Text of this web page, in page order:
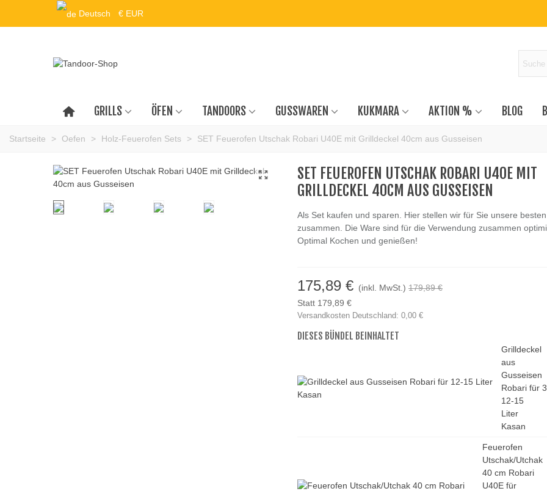
Deutsch € EUR
GRILLS ÖFEN TANDOORS GUSSWAREN KUKMARA AKTION % BLOG
Startseite > Oefen > Holz-Feuerofen Sets > SET Feuerofen Utschak Robari U40E mit Grilldeckel 40cm aus Gusseisen
SET FEUEROFEN UTSCHAK ROBARI U40E MIT
GRILLDECKEL 40CM AUS GUSSEISEN
Als Set kaufen und sparen. Hier stellen wir für Sie unsere
zusammen. Die Ware sind für die Verwendung zusammen
Optimal Kochen und genießen!
175,89 € (inkl. MwSt.) 179,89 €
Statt 179,89 €
Versandkosten Deutschland: 0,00 €
DIESES BÜNDEL BEINHALTET
Grilldeckel
aus
Gusseisen
Robari für
12-15
Liter
Kasan
Feuerofen
Utschak/Utchak
40 cm Robari
U40E für